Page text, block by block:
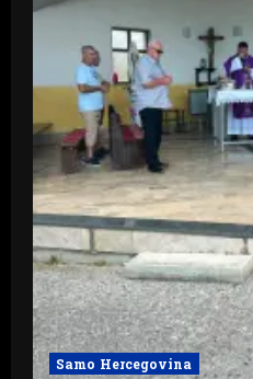
Samo Hercegovina